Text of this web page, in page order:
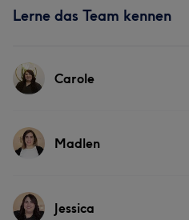
Lerne das Team kennen
Carole
Services
Madlen
Services
Jessica